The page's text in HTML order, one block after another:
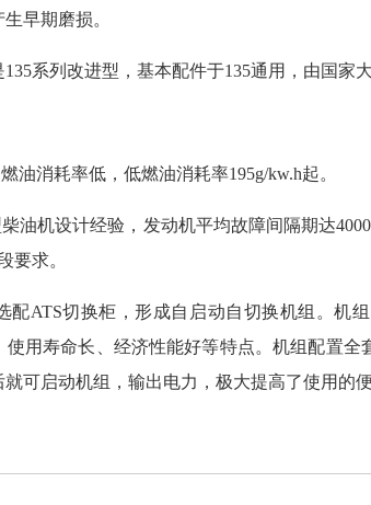
早期磨损。
系列改进型，基本配件于135通用，由国家
油消耗率低，低燃油消耗率195g/kw.h起。
油机设计经验，发动机平均故障间隔期达
要求。
配ATS切换柜，形成自启动自切换机组。机
用寿命长、经济性能好等特点。机组配置
可启动机组，输出电力，极大提高了使用的便